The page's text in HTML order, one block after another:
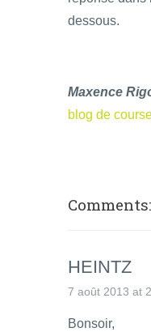
dessous.
Maxence
blog de
HEINTZ
7 août 2013 at
Bonsoir,